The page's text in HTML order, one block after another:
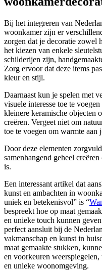
Bij het integreren van
woonkamer zijn er
zorgen dat je decoratie zowel
het kiezen van enkele
schilderijen zijn,
Zorg ervoor dat deze items
kleur en stijl.
Daarnaast kun je spelen met
visuele interesse toe te
kleinere keramische objecten
creëren. Vergeet niet om
toe te voegen om warmte aan
Door deze elementen
samenhangend geheel
is.
Een interessant artikel dat
kunst en ambachten in
uniek en betekenisvol” is “
bespreekt hoe op maat
en unieke touch kunnen
perfect aansluit bij de
vakmanschap en kunst in
maat gemaakte stukken,
en voorkeuren
en unieke woonomgeving.